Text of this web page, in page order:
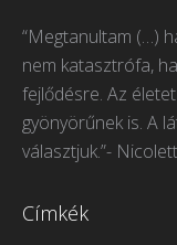
opens
in
new
window
opens
in
new
window
opens
in
new
window
in
new
“Megtanultam (…)
nem katasztrófa,
fejlődésre. Az
gyönyörűnek is. A
választjuk.”-
Címkék